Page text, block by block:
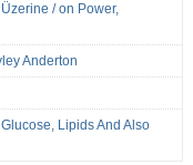
/ on Power,
Anderton
Lipids And Also